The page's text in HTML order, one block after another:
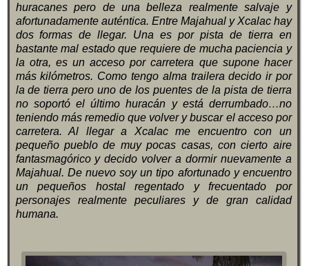
huracanes pero de una belleza realmente salvaje y
afortunadamente auténtica. Entre Majahual y Xcalac hay
dos formas de llegar. Una es por pista de tierra en
bastante mal estado que requiere de mucha paciencia y
la otra, es un acceso por carretera que supone hacer
más kilómetros. Como tengo alma trailera decido ir por
la de tierra pero uno de los puentes de la pista de tierra
no soportó el último huracán y está derrumbado…no
teniendo más remedio que volver y buscar el acceso por
carretera. Al llegar a Xcalac me encuentro con un
pequeño pueblo de muy pocas casas, con cierto aire
fantasmagórico y decido volver a dormir nuevamente a
Majahual. De nuevo soy un tipo afortunado y encuentro
un pequeños hostal regentado y frecuentado por
personajes realmente peculiares y de gran calidad
humana.